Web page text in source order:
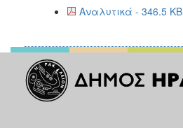
Αναλυτικά - 346.5 KB